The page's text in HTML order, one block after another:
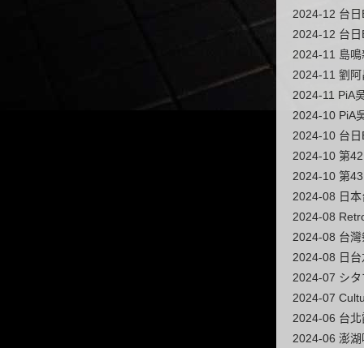
2024-12 台
2024-12 台
2024-11 島
2024-11 劉阿
2024-11 PiA
2024-10 PiA
2024-10 台日
2024-10 第
2024-10 第
2024-08 日
2024-08
2024-08 台
2024-08 日台
2024-07 シ
2024-07
2024-06 台
2024-06 澎